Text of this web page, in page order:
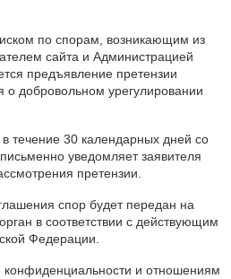
по спорам, возникающим из
сайта и Администрацией
предъявление претензии
о добровольном урегулировании
течение 30 календарных дней со
уведомляет заявителя
претензии.
спор будет передан на
в соответствии с действующим
Федерации.
и отношениям